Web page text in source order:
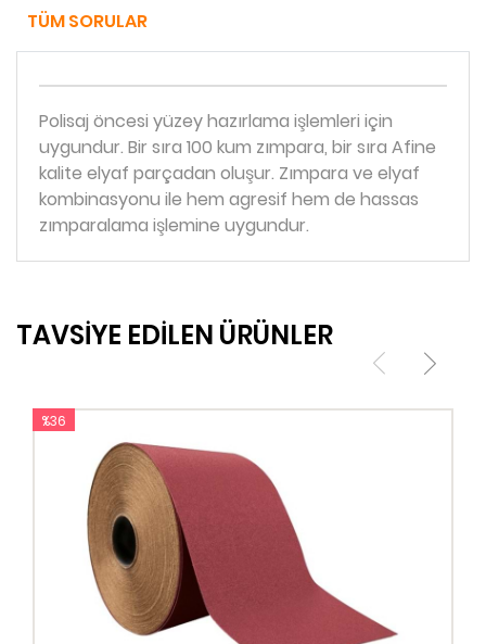
TÜM SORULAR
Polisaj öncesi yüzey hazırlama işlemleri için
uygundur. Bir sıra 100 kum zımpara, bir sıra Afine
kalite elyaf parçadan oluşur. Zımpara ve elyaf
kombinasyonu ile hem agresif hem de hassas
zımparalama işlemine uygundur.
TAVSİYE EDİLEN ÜRÜNLER
%36